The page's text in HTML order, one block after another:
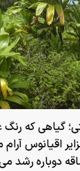
گیاهی که
اقیانوس
دوباره رشد